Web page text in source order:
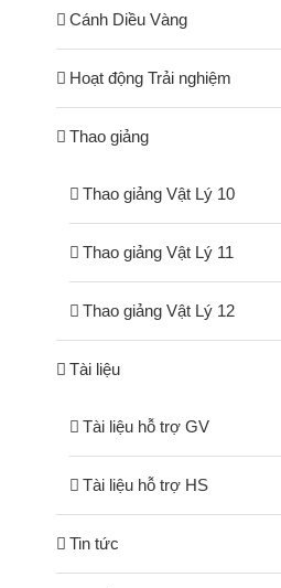
Cánh Diều Vàng
Hoạt động Trải nghiệm
Thao giảng
Thao giảng Vật Lý 10
Thao giảng Vật Lý 11
Thao giảng Vật Lý 12
Tài liệu
Tài liệu hỗ trợ GV
Tài liệu hỗ trợ HS
Tin tức